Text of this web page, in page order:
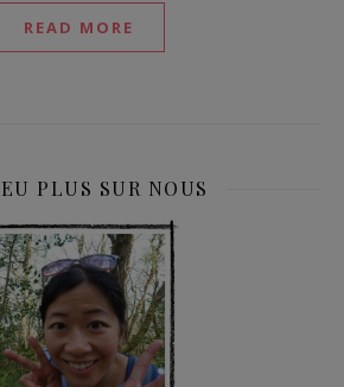
READ MORE
PLUS SUR NOUS